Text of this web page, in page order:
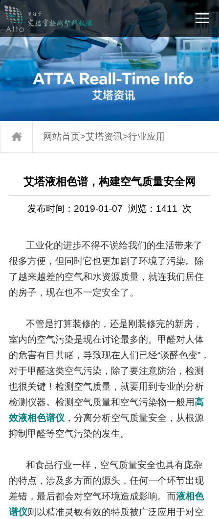
网站首页>艾塔资讯>行业应用
艾塔液相色谱，构建空气质量安全网
发布时间：2019-01-07 浏览： 1411 次
工业化的进步不得不说给我们的生活带来了
很多方便，但同时它也更加剧了环境了污染。除
了越来越差的空气和水资源质量，就连我们居住
的房子，现在也不一定安全了。
不管是打算装修的，还是刚装修完的新房，
室内的空气污染是现在讨论最多的。甲醛对人体
的危害有目共睹，导致现在人们已经“谈醛色变”，
对于甲醛这类空气污染，除了要注意防治，检测
也很关键！检测空气质量，就要用到专业的分析
检测仪器。检测空气质量和空气污染物一般用高
效液相色谱仪 ，分离分析空气质量安全，从根源
抑制甲醛等空气污染的发生。
和食品行业一样，空气质量安全也具有庞杂
的特点，涉及多方面的源头，任何一个环节出现
差错，最后都会对空气环境造成影响。而液相色
谱仪则以精准灵敏有效的特质被广泛应用于对空